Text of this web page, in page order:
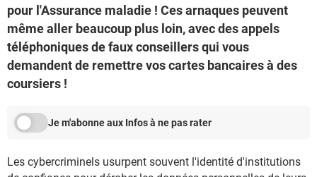
pour l'Assurance maladie ! Ces arnaques peuvent
même aller beaucoup plus loin, avec des appels
téléphoniques de faux conseillers qui vous
demandent de remettre vos cartes bancaires à des
coursiers !
Je m'abonne aux Infos à ne pas rater
Les cybercriminels usurpent souvent l'identité d'institutions